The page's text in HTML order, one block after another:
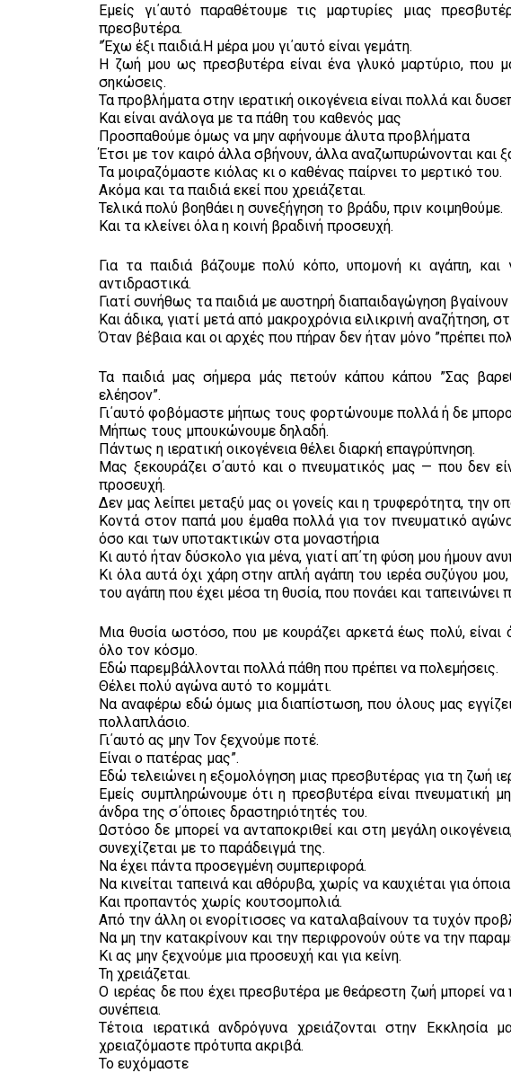
Εμείς γι΄αυτό παραθέτουμε τις μαρτυρίες μιας
πρεσβυτέρα.
”Έχω έξι παιδιά.Η μέρα μου γι΄αυτό είναι γεμάτη.
Η ζωή μου ως πρεσβυτέρα είναι ένα γλυκό μαρτύριο, που
σηκώσεις.
Τα προβλήματα στην ιερατική οικογένεια είναι πολλά και
Και είναι ανάλογα με τα πάθη του καθενός μας
Προσπαθούμε όμως να μην αφήνουμε άλυτα προβλήματα
Έτσι με τον καιρό άλλα σβήνουν, άλλα αναζωπυρώνονται και
Τα μοιραζόμαστε κιόλας κι ο καθένας παίρνει το μερτικό του.
Ακόμα και τα παιδιά εκεί που χρειάζεται.
Τελικά πολύ βοηθάει η συνεξήγηση το βράδυ, πριν κοιμηθούμε.
Και τα κλείνει όλα η κοινή βραδινή προσευχή.
Για τα παιδιά βάζουμε πολύ κόπο, υπομονή κι αγάπη,
αντιδραστικά.
Γιατί συνήθως τα παιδιά με αυστηρή διαπαιδαγώγηση
Και άδικα, γιατί μετά από μακροχρόνια ειλικρινή αναζήτηση,
Όταν βέβαια και οι αρχές που πήραν δεν ήταν μόνο ”πρέπει
Τα παιδιά μας σήμερα μάς πετούν κάπου κάπου ”Σας
ελέησον”.
Γι΄αυτό φοβόμαστε μήπως τους φορτώνουμε πολλά ή δε
Μήπως τους μπουκώνουμε δηλαδή.
Πάντως η ιερατική οικογένεια θέλει διαρκή επαγρύπνηση.
Μας ξεκουράζει σ΄αυτό και ο πνευματικός μας — που δεν
προσευχή.
Δεν μας λείπει μεταξύ μας οι γονείς και η τρυφερότητα, την
Κοντά στον παπά μου έμαθα πολλά για τον πνευματικό
όσο και των υποτακτικών στα μοναστήρια
Κι αυτό ήταν δύσκολο για μένα, γιατί απ΄τη φύση μου ήμουν
Κι όλα αυτά όχι χάρη στην απλή αγάπη του ιερέα συζύγου
του αγάπη που έχει μέσα τη θυσία, που πονάει και
Μια θυσία ωστόσο, που με κουράζει αρκετά έως πολύ, είναι
όλο τον κόσμο.
Εδώ παρεμβάλλονται πολλά πάθη που πρέπει να πολεμήσεις.
Θέλει πολύ αγώνα αυτό το κομμάτι.
Να αναφέρω εδώ όμως μια διαπίστωση, που όλους μας
πολλαπλάσιο.
Γι΄αυτό ας μην Τον ξεχνούμε ποτέ.
Είναι ο πατέρας μας”.
Εδώ τελειώνει η εξομολόγηση μιας πρεσβυτέρας για τη ζωή
Εμείς συμπληρώνουμε ότι η πρεσβυτέρα είναι πνευματική
άνδρα της σ΄όποιες δραστηριότητές του.
Ωστόσο δε μπορεί να ανταποκριθεί και στη μεγάλη
συνεχίζεται με το παράδειγμά της.
Να έχει πάντα προσεγμένη συμπεριφορά.
Να κινείται ταπεινά και αθόρυβα, χωρίς να καυχιέται για
Και προπαντός χωρίς κουτσομπολιά.
Από την άλλη οι ενορίτισσες να καταλαβαίνουν τα τυχόν
Να μη την κατακρίνουν και την περιφρονούν ούτε να την
Κι ας μην ξεχνούμε μια προσευχή και για κείνη.
Τη χρειάζεται.
Ο ιερέας δε που έχει πρεσβυτέρα με θεάρεστη ζωή μπορεί να
συνέπεια.
Τέτοια ιερατικά ανδρόγυνα χρειάζονται στην
χρειαζόμαστε πρότυπα ακριβά.
Το ευχόμαστε